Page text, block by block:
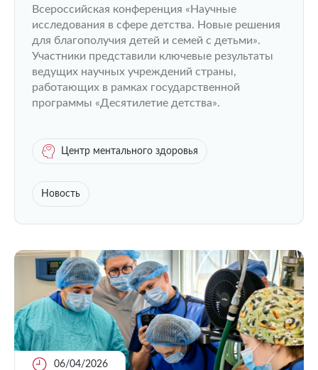
Всероссийская конференция «Научные
исследования в сфере детства. Новые решения
для благополучия детей и семей с детьми».
Участники представили ключевые результаты
ведущих научных учреждений страны,
работающих в рамках государственной
программы «Десятилетие детства».
Центр ментального здоровья
Новость
06/04/2026